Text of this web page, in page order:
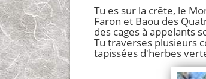
Tu es sur la crête, le
Faron et Baou des
des cages à appelants
Tu traverses plusieurs
tapissées d'herbes